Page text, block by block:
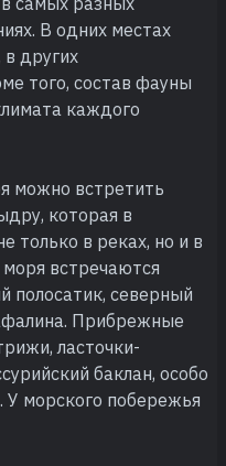
В одних местах
других
того, состав фауны
каждого
можно встретить
которая в
только в реках, но и в
встречаются
полосатик, северный
Прибрежные
ласточки-
баклан, особо
У морского побережья